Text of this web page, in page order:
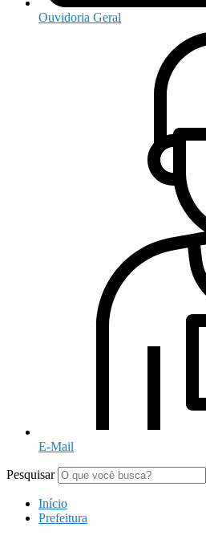
Ouvidoria Geral
E-Mail
Pesquisar
Início
Prefeitura